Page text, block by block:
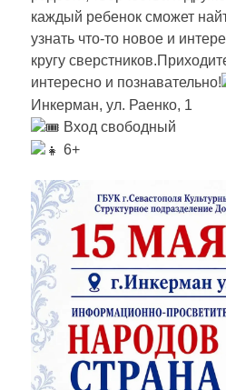
каждый ребенок сможет
узнать что-то новое и
кругу
интересно и познавательно!
Инкерман, ул. Раенко, 1
Вход свободный
6+